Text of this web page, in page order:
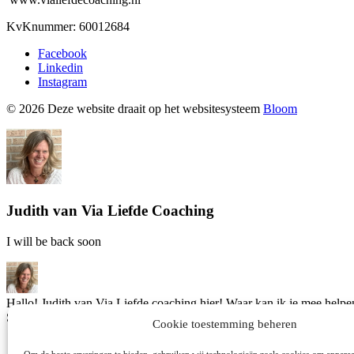
Cookie toestemming beheren
KvKnummer: 60012684
Facebook
Linkedin
Instagram
© 2026 Deze website draait op het websitesysteem Bloom
Judith van Via Liefde Coaching
I will be back soon
Hallo! Judith van Via Liefde coaching hier! Waar kan ik je mee
Start een gesprek!